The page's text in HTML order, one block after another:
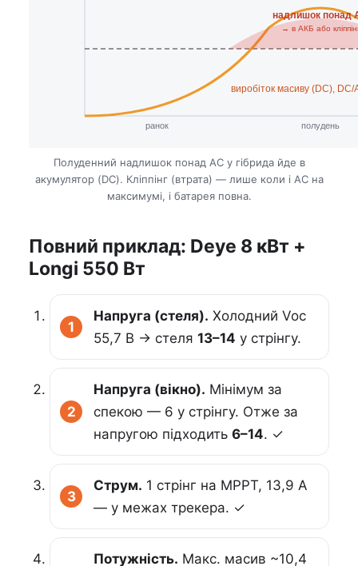
надлишок понад
→ в АКБ або
виробіток масиву (DC),
ранок полудень
Полуденний надлишок понад AC у гібрида йде в
акумулятор (DC). Кліппінг (втрата) — лише коли і AC на
максимумі, і батарея повна.
Повний приклад: Deye 8 кВт +
Longi 550 Вт
Напруга (стеля). Холодний Voc
55,7 В → стеля 13–14 у стрінгу.
Напруга (вікно). Мінімум за
спекою — 6 у стрінгу. Отже за
напругою підходить 6–14. ✓
Струм. 1 стрінг на MPPT, 13,9 А
— у межах трекера. ✓
Потужність. Макс. масив ~10,4